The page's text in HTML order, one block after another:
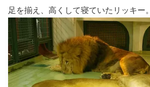
足を揃え、高くして寝ていたリッキー。